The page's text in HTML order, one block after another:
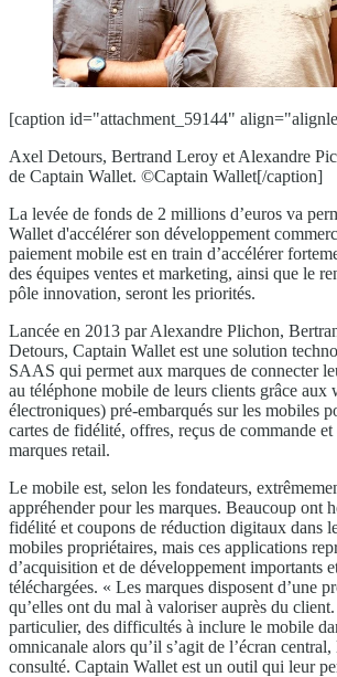
[caption id="attachment_59144"
Axel Detours, Bertrand Leroy et Alexandre
de Captain Wallet. ©Captain Wallet[/caption]
La levée de fonds de 2 millions d’euros va
Wallet d'accélérer son développement
paiement mobile est en train d’accélérer
des équipes ventes et marketing, ainsi que le
pôle innovation, seront les priorités.
Lancée en 2013 par Alexandre Plichon,
Detours, Captain Wallet est une solution
SAAS qui permet aux marques de connecter
au téléphone mobile de leurs clients grâce aux
électroniques) pré-embarqués sur les mobiles
cartes de fidélité, offres, reçus de commande et
marques retail.
Le mobile est, selon les fondateurs,
appréhender pour les marques. Beaucoup ont
fidélité et coupons de réduction digitaux dans
mobiles propriétaires, mais ces applications
d’acquisition et de développement importants
téléchargées. « Les marques disposent d’une
qu’elles ont du mal à valoriser auprès du
particulier, des difficultés à inclure le mobile
omnicanale alors qu’il s’agit de l’écran
consulté. Captain Wallet est un outil qui leur